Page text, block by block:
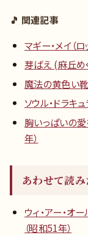
🎵 関連記事
マギー・メイ（
芽ばえ (麻丘め
魔法の黄色い
ソウル・ドラキ
胸いっぱいの愛
年）
あわせて読み
ウィ・アー・オ
（昭和51年）